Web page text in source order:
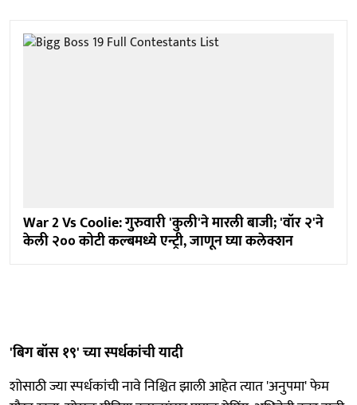
War 2 Vs Coolie: गुरुवारी 'कुली'ने मारली बाजी; 'वॉर २'ने
केली २०० कोटी कल्बमध्ये एन्ट्री, जाणून घ्या कलेक्शन
'बिग बॉस १९' च्या स्पर्धकांची यादी
शोसाठी ज्या स्पर्धकांची नावे निश्चित झाली आहेत त्यात 'अनुपमा' फेम